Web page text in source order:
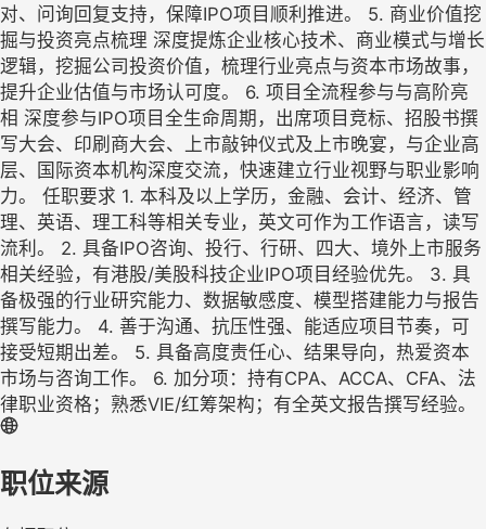
对、问询回复支持，保障IPO项目顺利推进。 5. 商业价值挖
掘与投资亮点梳理 深度提炼企业核心技术、商业模式与增长
逻辑，挖掘公司投资价值，梳理行业亮点与资本市场故事，
提升企业估值与市场认可度。 6. 项目全流程参与与高阶亮
相 深度参与IPO项目全生命周期，出席项目竞标、招股书撰
写大会、印刷商大会、上市敲钟仪式及上市晚宴，与企业高
层、国际资本机构深度交流，快速建立行业视野与职业影响
力。 任职要求 1. 本科及以上学历，金融、会计、经济、管
理、英语、理工科等相关专业，英文可作为工作语言，读写
流利。 2. 具备IPO咨询、投行、行研、四大、境外上市服务
相关经验，有港股/美股科技企业IPO项目经验优先。 3. 具
备极强的行业研究能力、数据敏感度、模型搭建能力与报告
撰写能力。 4. 善于沟通、抗压性强、能适应项目节奏，可
接受短期出差。 5. 具备高度责任心、结果导向，热爱资本
市场与咨询工作。 6. 加分项：持有CPA、ACCA、CFA、法
律职业资格；熟悉VIE/红筹架构；有全英文报告撰写经验。
职位来源